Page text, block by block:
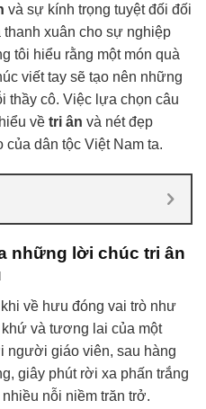
và sự kính trọng tuyệt đối đối
xuân cho sự nghiệp
tôi hiểu rằng một món quà
viết tay sẽ tạo nên những
thầy cô. Việc lựa chọn câu
về tri ân và nét đẹp
của dân tộc Việt Nam ta.
những lời chúc tri ân
về hưu đóng vai trò như
và tương lai của một
giáo viên, sau hàng
giây phút rời xa phấn trắng
nỗi niềm trăn trở.